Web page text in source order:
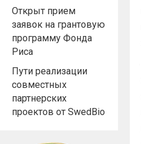
Открыт прием
заявок на грантовую
программу Фонда
Риса
Пути реализации
совместных
партнерских
проектов от SwedBio